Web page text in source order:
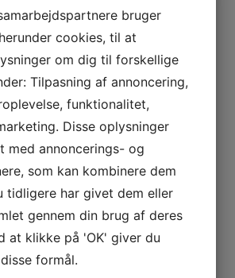
bruger
cookies, til at
om dig til forskellige
Tilpasning af annoncering,
funktionalitet,
Disse oplysninger
med annoncerings- og
som kan kombinere dem
tidligere har givet dem eller
gennem din brug af deres
at klikke på 'OK' giver du
formål.